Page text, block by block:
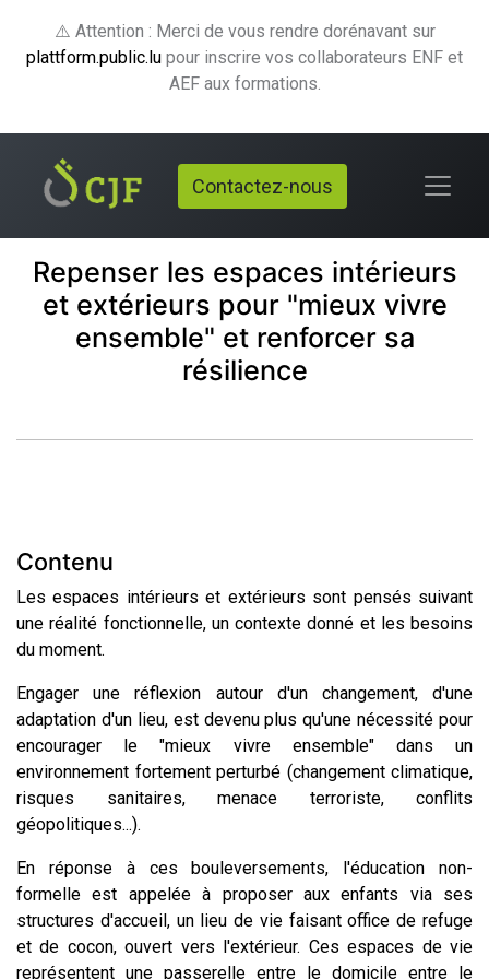
⚠️ Attention : Merci de vous rendre dorénavant sur
plattform.public.lu pour inscrire vos collaborateurs ENF et
AEF aux formations.
Contactez-nous
Repenser les espaces intérieurs
et extérieurs pour "mieux vivre
ensemble" et renforcer sa
résilience
Contenu
Les espaces intérieurs et extérieurs sont pensés suivant
une réalité fonctionnelle, un contexte donné et les besoins
du moment.
Engager une réflexion autour d'un changement, d'une
adaptation d'un lieu, est devenu plus qu'une nécessité pour
encourager le "mieux vivre ensemble" dans un
environnement fortement perturbé (changement climatique,
risques sanitaires, menace terroriste, conflits
géopolitiques...).
En réponse à ces bouleversements, l'éducation non-
formelle est appelée à proposer aux enfants via ses
structures d'accueil, un lieu de vie faisant office de refuge
et de cocon, ouvert vers l'extérieur. Ces espaces de vie
représentent une passerelle entre le domicile entre le